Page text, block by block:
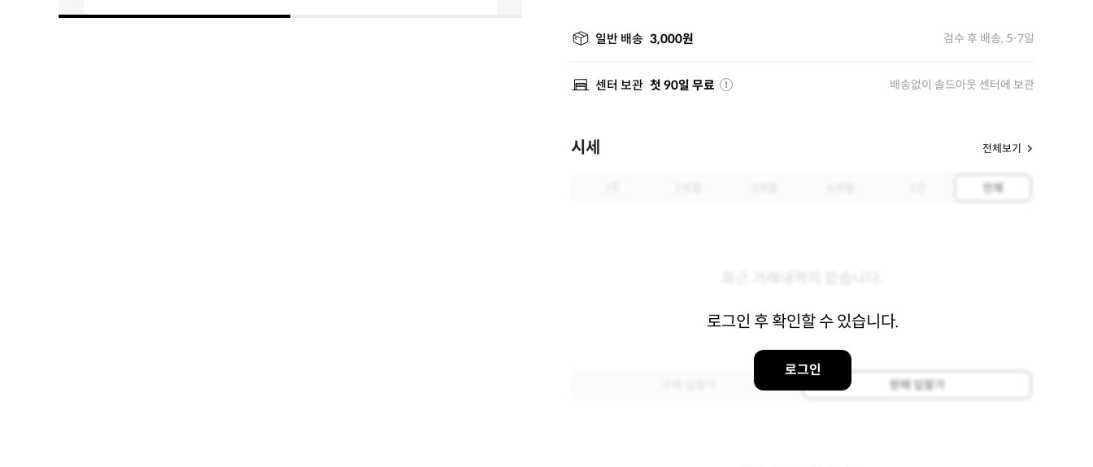
일반 배송 3,000원 검수 후 배송, 5-7일
센터 보관 첫 90일 무료 배송없이 솔드아웃 센터에 보관
시세 전체보기
로그인 후 확인할 수 있습니다.
로그인
전체
판매 입찰가